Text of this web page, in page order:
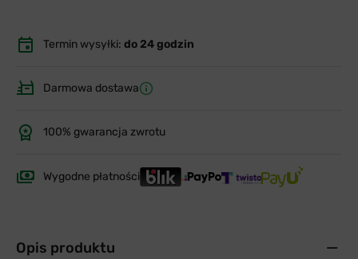
Termin wysyłki: do 24 godzin
Darmowa dostawa
100% gwarancja zwrotu
Wygodne płatności
Opis produktu